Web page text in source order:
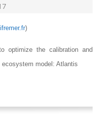
)
optimize the calibration and
model: Atlantis